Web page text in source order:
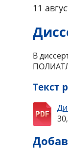
11
В
Текст